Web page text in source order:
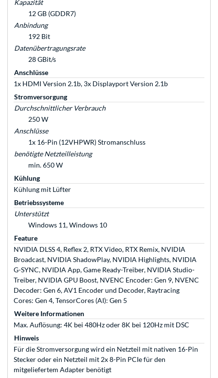
Kapazität
12 GB (GDDR7)
Anbindung
192 Bit
Datenübertragungsrate
28 GBit/s
Anschlüsse
1x HDMI Version 2.1b, 3x Displayport Version 2.1b
Stromversorgung
Durchschnittlicher Verbrauch
250 W
Anschlüsse
1x 16-Pin (12VHPWR) Stromanschluss
benötigte Netzteilleistung
min. 650 W
Kühlung
Kühlung mit Lüfter
Betriebssysteme
Unterstützt
Windows 11, Windows 10
Feature
NVIDIA DLSS 4, Reflex 2, RTX Video, RTX Remix, NVIDIA
Broadcast, NVIDIA ShadowPlay, NVIDIA Highlights, NVIDIA
G-SYNC, NVIDIA App, Game Ready-Treiber, NVIDIA Studio-
Treiber, NVIDIA GPU Boost, NVENC Encoder: Gen 9, NVENC
Decoder: Gen 6, AV1 Encoder und Decoder, Raytracing
Cores: Gen 4, TensorCores (AI): Gen 5
Weitere Informationen
Max. Auflösung: 4K bei 480Hz oder 8K bei 120Hz mit DSC
Hinweis
Für die Stromversorgung wird ein Netzteil mit nativen 16-Pin
Stecker oder ein Netzteil mit 2x 8-Pin PCIe für den
mitgeliefertem Adapter benötigt